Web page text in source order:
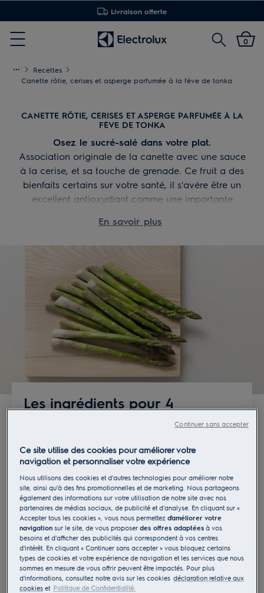
Livraison offerte
Menu
Rechercher
0
Recettes
Canette rôtie, cerises et asperge parfumée à la fève de tonka
CANETTE RÔTIE, CERISES ET ASPERGE PARFUMÉE À LA
FÈVE DE TONKA
Osez le sucré-salé dans votre plat.
Association originale de la canette avec une sauce
à la cerise, et sa touche de grenade. Ce fruit a des
bienfaits certains sur votre santé, il s'avére être un
excellent antioxydiant comme une importante
pouvez l'associer à votre plat principal mais
La recette proposée fut réalisée dans le cadre du
festival de la gastronomieTaste of Paris en 2019 -
Le Ritz.
En savoir plus
Les ingrédients pour 4
Pour le plat principal
- 4 filets de canette
- ¼ de fève de Tonka
- 150g d'amande fraîche
- 4 mini maïs
- 1 poignée de Tahoon Cress (herbe)
- 1 trait de vinaigre de Barolo
Ce site utilise des cookies pour améliorer votre
navigation et personnaliser votre expérience
Nous utilisons des cookies et d'autres technologies pour améliorer notre
site, ainsi qu'à des fins promotionnelles et de marketing. Nous partageons
également des informations sur votre utilisation de notre site avec nos
partenaires de médias sociaux, de publicité et d'analyse. En cliquant sur «
Accepter tous les cookies », vous nous permettezd'améliorer votre
navigation sur le site, de vous proposerdes offres adaptées à vos
besoins et d'afficher des publicités qui correspondent à vos centres
d'intérêt. En cliquant « Continuer sans accepter » vous bloquez certains
types de cookies et votre expérience de navigation et les services que nous
sommes en mesure de vous offrir peuvent être impactés. Pour plus
d'informations, consultez notre avis sur les cookies déclaration relative aux
cookies et Politique de Confidentialité.
Continuer sans accepter